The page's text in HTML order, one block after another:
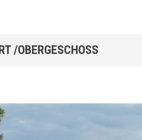
/OBERGESCHOSS